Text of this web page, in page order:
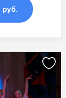
руб.